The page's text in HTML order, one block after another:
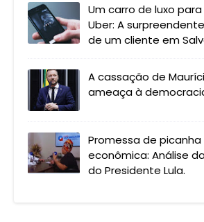
Um carro de luxo
Uber: A
de um cliente em
A cassação de
ameaça à
Promessa de
econômica: Análise
do Presidente Lula.